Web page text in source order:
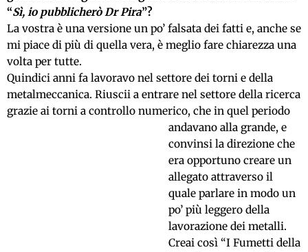
“Sì, io pubblicherò Dr Pira”?
La vostra è una versione un po’ falsata dei fatti e, anche se
mi piace di più di quella vera, è meglio fare chiarezza una
volta per tutte.
Quindici anni fa lavoravo nel settore dei torni e della
metalmeccanica. Riuscii a entrare nel settore della ricerca
grazie ai torni a controllo numerico, che in quel periodo
andavano alla grande, e
convinsi la direzione che
era opportuno creare un
allegato attraverso il
quale parlare in modo un
po’ più leggero della
lavorazione dei metalli.
Creai così “I Fumetti della